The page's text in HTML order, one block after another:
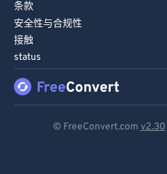
条款
安全性与合规性
接触
status
© FreeConvert.com v2.30